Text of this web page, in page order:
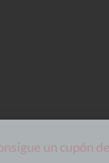
un cupón